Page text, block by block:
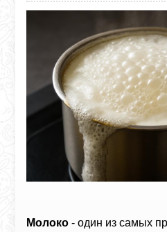
Молоко - один из самых